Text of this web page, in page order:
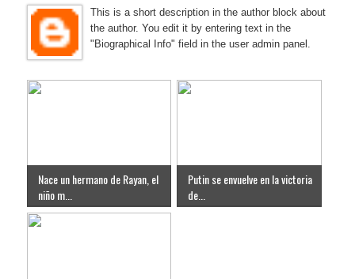
This is a short description in the author block about
the author. You edit it by entering text in the
"Biographical Info" field in the user admin panel.
Nace un hermano de Rayan, el
niño m...
Putin se envuelve en la victoria
de...